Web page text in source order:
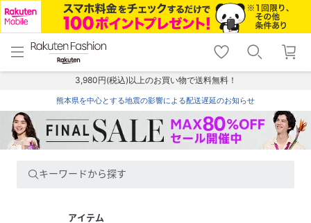
menu home
トップ
shopping_cart lock_outline
ログイン
3,980円(税込)以上のお買い物で送料無料！
熊本県を中心とする地震の影響による配送遅延のお知らせ
キーワードから探す
アイテム